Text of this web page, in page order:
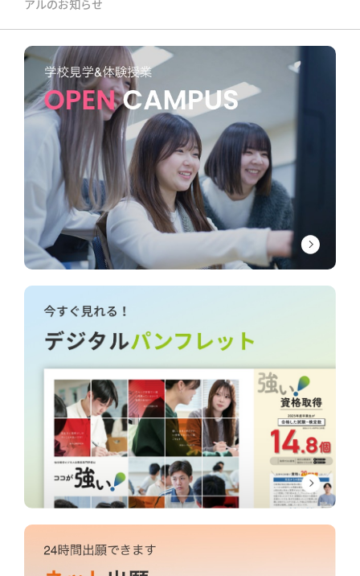
アルのお知らせ